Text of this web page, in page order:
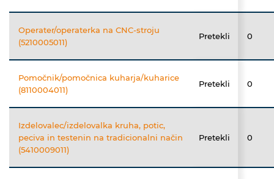
Operater/operaterka na CNC-stroju
(5210005011)
Pretekli 0
Pomočnik/pomočnica kuharja/kuharice
(8110004011)
Pretekli 0
Izdelovalec/izdelovalka kruha, potic,
peciva in testenin na tradicionalni način
(5410009011)
Pretekli 0